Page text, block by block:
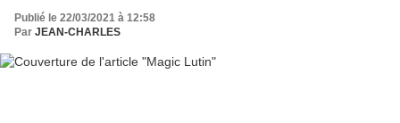
Publié le 22/03/2021 à 12:58
Par JEAN-CHARLES